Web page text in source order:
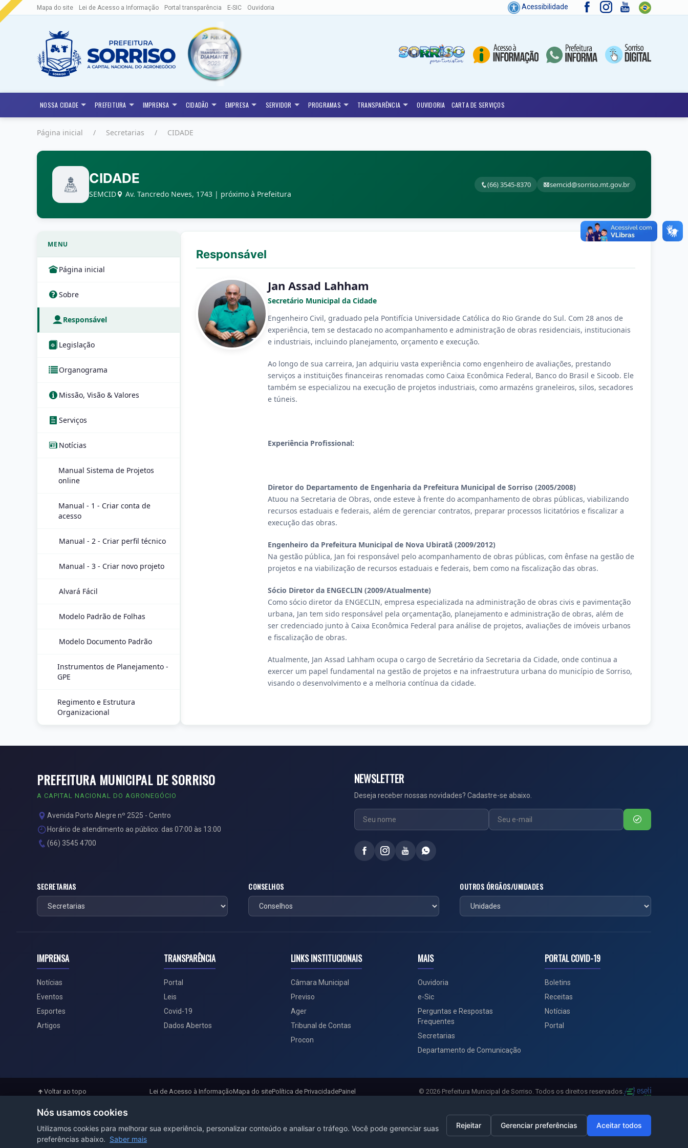
Mapa do site Lei de Acesso a Informação Portal transparência E-SIC Ouvidoria Acessibilidade
NOSSA CIDADE PREFEITURA IMPRENSA CIDADÃO EMPRESA SERVIDOR PROGRAMAS TRANSPARÊNCIA OUVIDORIA CARTA DE SERVIÇOS
Página inicial Secretarias CIDADE
CIDADE
SEMCID Av. Tancredo Neves, 1743 | próximo à Prefeitura
(66) 3545-8370 semcid@sorriso.mt.gov.br
MENU
Página inicial
Sobre
Responsável
Legislação
Organograma
Missão, Visão & Valores
Serviços
Notícias
Manual Sistema de Projetos
online
Manual - 1 - Criar conta de
acesso
Manual - 2 - Criar perfil técnico
Manual - 3 - Criar novo projeto
Alvará Fácil
Modelo Padrão de Folhas
Modelo Documento Padrão
Instrumentos de Planejamento -
GPE
Regimento e Estrutura
Organizacional
Responsável
Jan Assad Lahham
Secretário Municipal da Cidade
Engenheiro Civil, graduado pela Pontifícia Universidade Católica do Rio Grande do Sul. Com 28 anos de
experiência, tem se destacado no acompanhamento e administração de obras residenciais, institucionais
e industriais, incluindo planejamento, orçamento e execução.
Ao longo de sua carreira, Jan adquiriu vasta experiência como engenheiro de avaliações, prestando
serviços a instituições financeiras renomadas como Caixa Econômica Federal, Banco do Brasil e Sicoob. Ele
também se especializou na execução de projetos industriais, como armazéns graneleiros, silos, secadores
e túneis.
Experiência Profissional:
Diretor do Departamento de Engenharia da Prefeitura Municipal de Sorriso (2005/2008)
Atuou na Secretaria de Obras, onde esteve à frente do acompanhamento de obras públicas, viabilizando
recursos estaduais e federais, além de gerenciar contratos, preparar processos licitatórios e fiscalizar a
execução das obras.
Engenheiro da Prefeitura Municipal de Nova Ubiratã (2009/2012)
Na gestão pública, Jan foi responsável pelo acompanhamento de obras públicas, com ênfase na gestão de
projetos e na viabilização de recursos estaduais e federais, bem como na fiscalização das obras.
Sócio Diretor da ENGECLIN (2009/Atualmente)
Como sócio diretor da ENGECLIN, empresa especializada na administração de obras civis e pavimentação
urbana, Jan tem sido responsável pela orçamentação, planejamento e administração de obras, além de
ser credenciado junto à Caixa Econômica Federal para análise de projetos, avaliações de imóveis urbanos
e fiscalização de obras.
Atualmente, Jan Assad Lahham ocupa o cargo de Secretário da Secretaria da Cidade, onde continua a
exercer um papel fundamental na gestão de projetos e na infraestrutura urbana do município de Sorriso,
visando o desenvolvimento e a melhoria contínua da cidade.
PREFEITURA MUNICIPAL DE SORRISO
A CAPITAL NACIONAL DO AGRONEGÓCIO
Avenida Porto Alegre nº 2525 - Centro
Horário de atendimento ao público: das 07:00 às 13:00
(66) 3545 4700
NEWSLETTER
Deseja receber nossas novidades? Cadastre-se abaixo.
SECRETARIAS CONSELHOS OUTROS ÓRGÃOS/UNIDADES
IMPRENSA
Notícias
Eventos
Esportes
Artigos
TRANSPARÊNCIA
Portal
Leis
Covid-19
Dados Abertos
LINKS INSTITUCIONAIS
Câmara Municipal
Previso
Ager
Tribunal de Contas
Procon
MAIS
Ouvidoria
e-Sic
Perguntas e Respostas
Frequentes
Secretarias
Departamento de Comunicação
PORTAL COVID-19
Boletins
Receitas
Notícias
Portal
Voltar ao topo Lei de Acesso à InformaçãoMapa do sitePolítica de PrivacidadePainel © 2026 Prefeitura Municipal de Sorriso. Todos os direitos reservados.
Nós usamos cookies
Utilizamos cookies para melhorar sua experiência, personalizar conteúdo e analisar o tráfego. Você pode gerenciar suas
preferências abaixo. Saber mais
Rejeitar Gerenciar preferências Aceitar todos